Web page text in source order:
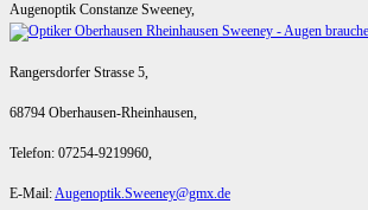
Augenoptik Constanze Sweeney,
Rangersdorfer Strasse 5,
68794 Oberhausen-Rheinhausen,
Telefon: 07254-9219960,
E-Mail:Augenoptik.Sweeney@gmx.de